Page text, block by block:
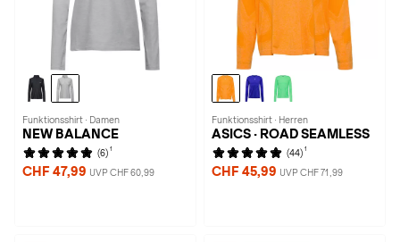
Funktionsshirt · Damen
NEW BALANCE
(6) 1
CHF 47,99 UVP CHF 60,99
Funktionsshirt · Herren
ASICS · ROAD SEAMLESS
(44) 1
CHF 45,99 UVP CHF 71,99